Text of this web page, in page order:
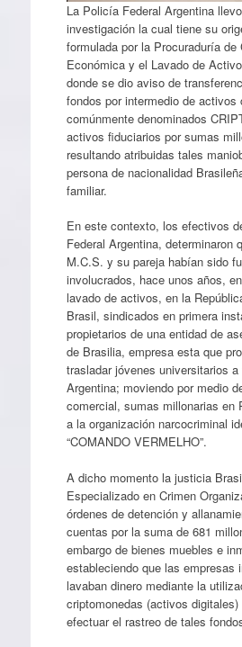
La Policía Federal Argentina
investigación la cual tiene su
formulada por la Procuraduría de
Económica y el Lavado de
donde se dio aviso de
fondos por intermedio de activos
comúnmente denominados
activos fiduciarios por sumas
resultando atribuidas tales
persona de nacionalidad
familiar.
En este contexto, los efectivos
Federal Argentina, determinaron
M.C.S. y su pareja habían sido
involucrados, hace unos años,
lavado de activos, en la
Brasil, sindicados en primera
propietarios de una entidad de
de Brasilia, empresa esta que
trasladar jóvenes universitarios
Argentina; moviendo por medio
comercial, sumas millonarias en
a la organización narcocriminal
“COMANDO VERMELHO”.
A dicho momento la justicia
Especializado en Crimen
órdenes de detención y
cuentas por la suma de 681
embargo de bienes muebles e
estableciendo que las empresas
lavaban dinero mediante la
criptomonedas (activos
efectuar el rastreo de tales